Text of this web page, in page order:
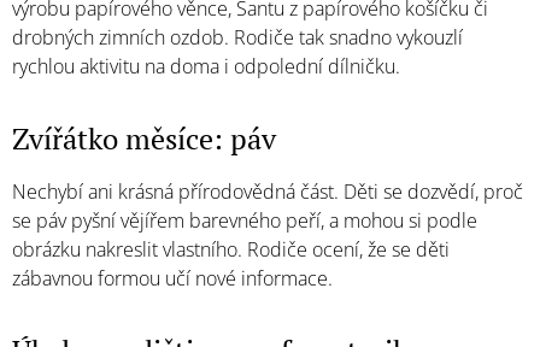
výrobu papírového věnce, Santu z papírového košíčku či
drobných zimních ozdob. Rodiče tak snadno vykouzlí
rychlou aktivitu na doma i odpolední dílničku.
Zvířátko měsíce: páv
Nechybí ani krásná přírodovědná část. Děti se dozvědí, proč
se páv pyšní vějířem barevného peří, a mohou si podle
obrázku nakreslit vlastního. Rodiče ocení, že se děti
zábavnou formou učí nové informace.